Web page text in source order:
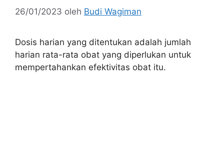
26/01/2023 oleh Budi Wagiman
Dosis harian yang ditentukan adalah jumlah
harian rata-rata obat yang diperlukan untuk
mempertahankan efektivitas obat itu.